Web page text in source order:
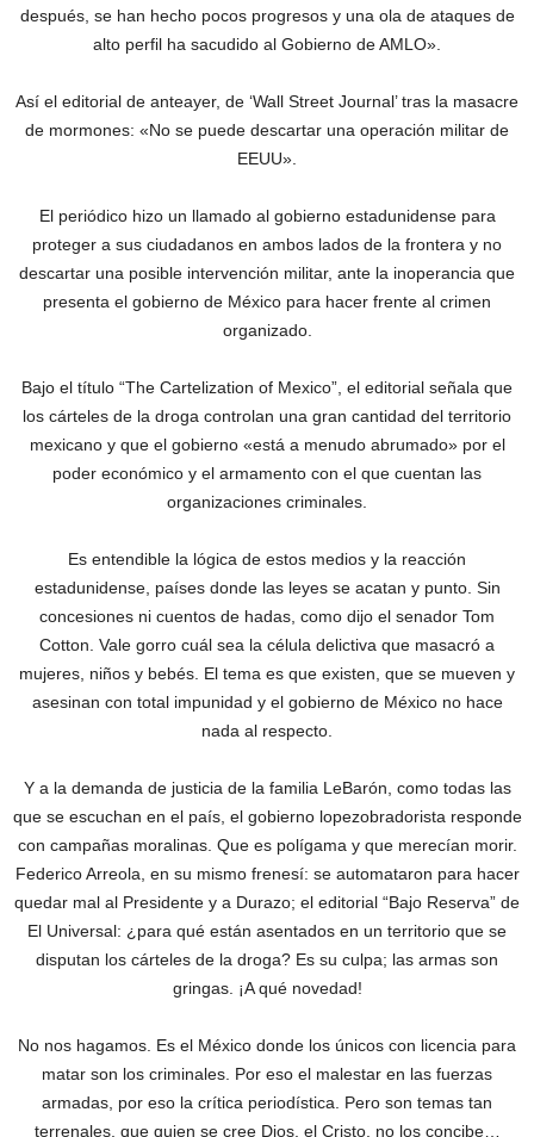
después, se han hecho pocos progresos y una ola de ataques de
alto perfil ha sacudido al Gobierno de AMLO».
Así el editorial de anteayer, de ‘Wall Street Journal’ tras la masacre
de mormones: «No se puede descartar una operación militar de
EEUU».
El periódico hizo un llamado al gobierno estadunidense para
proteger a sus ciudadanos en ambos lados de la frontera y no
descartar una posible intervención militar, ante la inoperancia que
presenta el gobierno de México para hacer frente al crimen
organizado.
Bajo el título “The Cartelization of Mexico”, el editorial señala que
los cárteles de la droga controlan una gran cantidad del territorio
mexicano y que el gobierno «está a menudo abrumado» por el
poder económico y el armamento con el que cuentan las
organizaciones criminales.
Es entendible la lógica de estos medios y la reacción
estadunidense, países donde las leyes se acatan y punto. Sin
concesiones ni cuentos de hadas, como dijo el senador Tom
Cotton. Vale gorro cuál sea la célula delictiva que masacró a
mujeres, niños y bebés. El tema es que existen, que se mueven y
asesinan con total impunidad y el gobierno de México no hace
nada al respecto.
Y a la demanda de justicia de la familia LeBarón, como todas las
que se escuchan en el país, el gobierno lopezobradorista responde
con campañas moralinas. Que es polígama y que merecían morir.
Federico Arreola, en su mismo frenesí: se automataron para hacer
quedar mal al Presidente y a Durazo; el editorial “Bajo Reserva” de
El Universal: ¿para qué están asentados en un territorio que se
disputan los cárteles de la droga? Es su culpa; las armas son
gringas. ¡A qué novedad!
No nos hagamos. Es el México donde los únicos con licencia para
matar son los criminales. Por eso el malestar en las fuerzas
armadas, por eso la crítica periodística. Pero son temas tan
terrenales, que quien se cree Dios, el Cristo, no los concibe…